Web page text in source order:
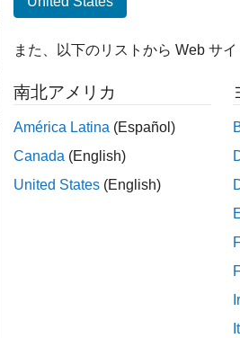
IP 構成のカスタマイズ
波数を使用した IP レイ
タマイズ
手法を使用した IP レイテ
タマイズ
また、以下のリストから Web サ
南北アメリカ
América Latina (Español)
Canada (English)
United States (English)